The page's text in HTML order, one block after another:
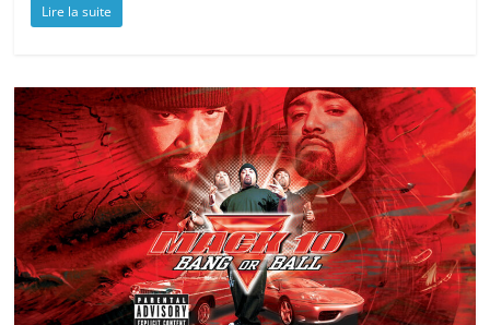
Lire la suite